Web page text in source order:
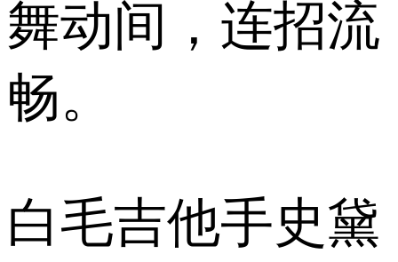
舞动间，连招流
畅。
白毛吉他手史黛